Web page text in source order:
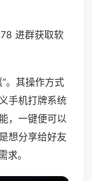
进群获取软
。其操作方式
手机打牌系统
，一键便可以
想分享给好友
求。